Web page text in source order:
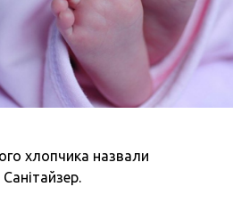
хлопчика назвали